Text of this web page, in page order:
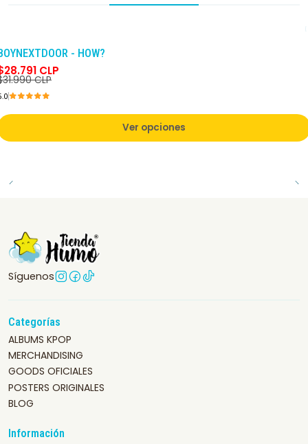
- HOW?
CLP
CLP
Ver opciones
Síguenos
Categorías
ALBUMS KPOP
MERCHANDISING
GOODS OFICIALES
POSTERS ORIGINALES
BLOG
Información